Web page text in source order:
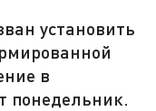
установить
в
понедельник.